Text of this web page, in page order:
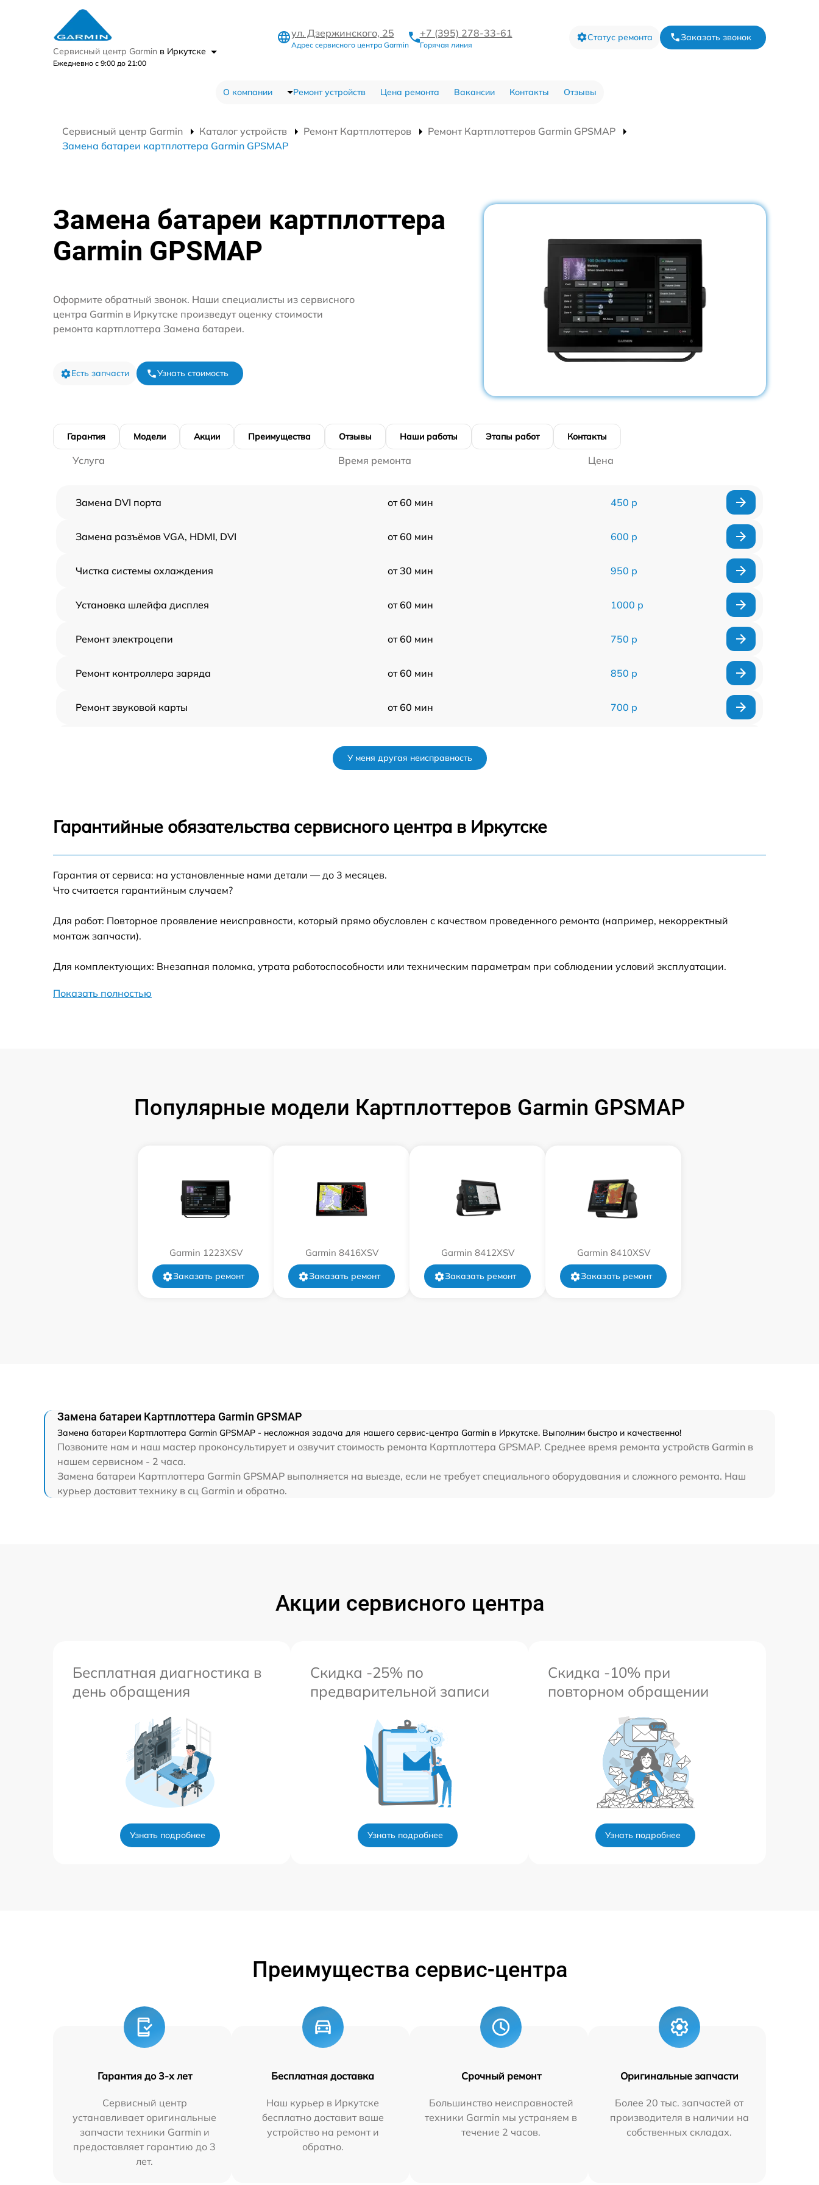
Сервисный центр Garmin в Иркутске
Ежедневно с 9:00 до 21:00
ул. Дзержинского, 25
Адрес сервисного центра Garmin
+7 (395) 278-33-61
Горячая линия
Статус ремонта Заказать звонок
О компании Ремонт устройств Цена ремонта Вакансии Контакты Отзывы
Сервисный центр Garmin Каталог устройств Ремонт Картплоттеров
Ремонт Картплоттеров Garmin GPSMAP
Замена батареи картплоттера Garmin GPSMAP
Замена батареи картплоттера
Garmin GPSMAP
Оформите обратный звонок. Наши специалисты из сервисного
центра Garmin в Иркутске произведут оценку стоимости
ремонта картплоттера Замена батареи.
Есть запчасти Узнать стоимость
Гарантия Модели Акции Преимущества Отзывы Наши работы Этапы работ Контакты
Услуга Время ремонта Цена
Замена DVI порта от 60 мин 450 р
Замена разъёмов VGA, HDMI, DVI от 60 мин 600 р
Чистка системы охлаждения от 30 мин 950 р
Установка шлейфа дисплея от 60 мин 1000 р
Ремонт электроцепи от 60 мин 750 р
Ремонт контроллера заряда от 60 мин 850 р
Ремонт звуковой карты от 60 мин 700 р
Замена станции airport
Ремонт цепи питания от 60 мин 2500 р
2500 р
У меня другая неисправность
Гарантийные обязательства сервисного центра в Иркутске
Гарантия от сервиса: на установленные нами детали — до 3 месяцев.
Что считается гарантийным случаем?
Для работ: Повторное проявление неисправности, который прямо обусловлен с качеством проведенного ремонта (например, некорректный
монтаж запчасти).
Для комплектующих: Внезапная поломка, утрата работоспособности или техническим параметрам при соблюдении условий эксплуатации.
Показать полностью
Популярные модели Картплоттеров Garmin GPSMAP
Garmin 1223XSV
Заказать ремонт
Garmin 8416XSV
Заказать ремонт
Garmin 8412XSV
Заказать ремонт
Garmin 8410XSV
Заказать ремонт
Замена батареи Картплоттера Garmin GPSMAP
Замена батареи Картплоттера Garmin GPSMAP - несложная задача для нашего сервис-центра Garmin в Иркутске. Выполним быстро и качественно!
Позвоните нам и наш мастер проконсультирует и озвучит стоимость ремонта Картплоттера GPSMAP. Среднее время ремонта устройств Garmin в
нашем сервисном - 2 часа.
Замена батареи Картплоттера Garmin GPSMAP выполняется на выезде, если не требует специального оборудования и сложного ремонта. Наш
курьер доставит технику в сц Garmin и обратно.
Акции сервисного центра
Бесплатная диагностика в
день обращения
Узнать подробнее
Скидка -25% по
предварительной записи
Узнать подробнее
Скидка -10% при
повторном обращении
Узнать подробнее
Преимущества сервис-центра
Гарантия до 3-х лет
Сервисный центр
устанавливает оригинальные
запчасти техники Garmin и
предоставляет гарантию до 3
лет.
Бесплатная доставка
Наш курьер в Иркутске
бесплатно доставит ваше
устройство на ремонт и
обратно.
Срочный ремонт
Большинство неисправностей
техники Garmin мы устраняем в
течение 2 часов.
Оригинальные запчасти
Более 20 тыс. запчастей от
производителя в наличии на
собственных складах.